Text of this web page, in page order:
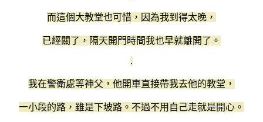
而這個大教堂也可惜，因為我到得太晚，
已經關了，隔天開門時間我也早就離開了。
.
我在警衛處等神父，他開車直接帶我去他的教堂，
一小段的路，雖是下坡路。不過不用自己走就是開心。